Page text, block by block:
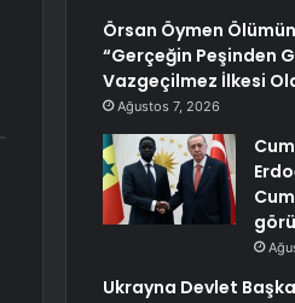
Örsan Öymen
“Gerçeğin Peşinden
Vazgeçilmez İlkesi
Ağustos 7, 2026
Ukrayna Devlet